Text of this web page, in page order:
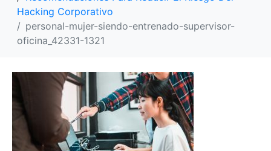
Hacking Corporativo
personal-mujer-siendo-entrenado-supervisor-
oficina_42331-1321